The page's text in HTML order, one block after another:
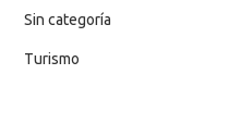
Sin categoría
Turismo